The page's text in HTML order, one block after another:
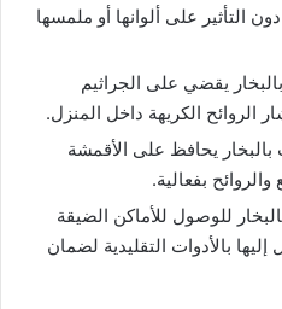
التأثير على ألوانها أو ملمسها
يقضي على الجراثيم
الروائح الكريهة داخل المنزل.
يحافظ على الأقمشة
بفعالية.
للوصول للأماكن الضيقة
بالأدوات التقليدية لضمان